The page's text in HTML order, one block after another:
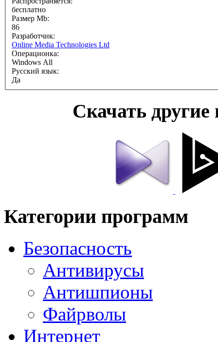
бесплатно
Размер Mb:
86
Разработчик:
Online Media Technologies Ltd
Операционка:
Windows All
Русский язык:
Да
Cкачать
Категории программ
Безопасность
Антивирусы
Антишпионы
Файрволы
Интернет